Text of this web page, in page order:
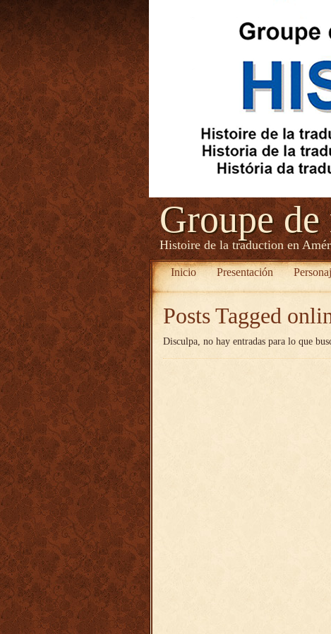
Groupe
Histoire de la traduction en
Inicio Presentación
Posts Tagged
Disculpa, no hay entradas para lo que